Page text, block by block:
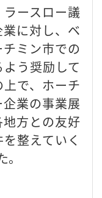
ースロー議
に対し、ベ
ミン市での
う奨励して
で、ホーチ
業の事業展
方との友好
整えていく